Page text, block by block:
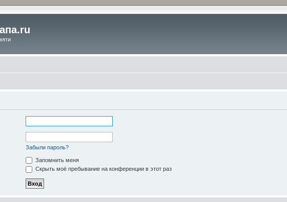
Забыли пароль?
Запомнить меня
Скрыть моё пребывание на конференции в этот раз